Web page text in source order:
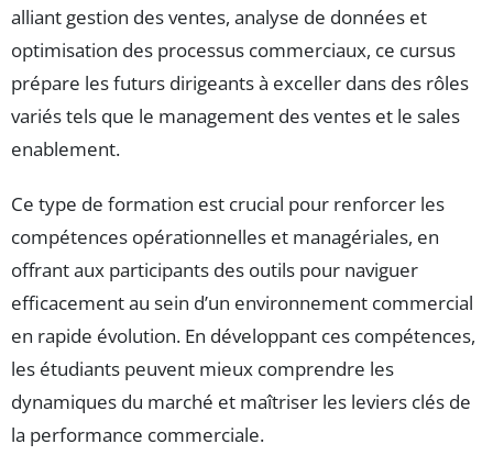
alliant gestion des ventes, analyse de données et
optimisation des processus commerciaux, ce cursus
prépare les futurs dirigeants à exceller dans des rôles
variés tels que le management des ventes et le sales
enablement.
Ce type de formation est crucial pour renforcer les
compétences opérationnelles et managériales, en
offrant aux participants des outils pour naviguer
efficacement au sein d’un environnement commercial
en rapide évolution. En développant ces compétences,
les étudiants peuvent mieux comprendre les
dynamiques du marché et maîtriser les leviers clés de
la performance commerciale.